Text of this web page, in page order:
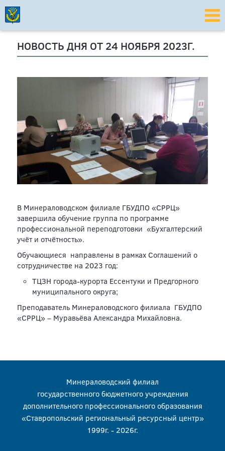
НОВОСТЬ ДНЯ ОТ 24 НОЯБРЯ 2023Г.
В Минераловодском филиале ГБУДПО «СРРЦ»
завершила обучение группа по программе
профессиональной переподготовки «Бухгалтерский
учёт и отчётность».
Обучающиеся направлены в рамках Соглашений о
сотрудничестве на 2023 год:
ТЦЗН города-курорта Ессентуки и Предгорного
муниципального округа;
Преподаватель Минераловодского филиала ГБУДПО
«СРРЦ» – Муравьёва Александра Михайловна.
Минераловодский филиал
государственного бюджетного учреждения
дополнительного профессионального образования
«Ставропольский региональный ресурсный центр»
1999г. - 2026г.